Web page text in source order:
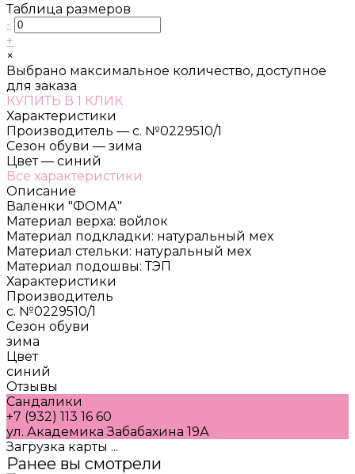
Таблица размеров
-
+
×
Выбрано максимальное количество, доступное
для заказа
КУПИТЬ В 1 КЛИК
Характеристики
Производитель — с. №0229510/1
Сезон обуви — зима
Цвет — синий
Все характеристики
Описание
Валенки "ФОМА"
Материал верха: войлок
Материал подкладки: натуральный мех
Материал стельки: натуральный мех
Материал подошвы: ТЭП
Характеристики
Производитель
с. №0229510/1
Сезон обуви
зима
Цвет
синий
Отзывы
Сандалики
+7 (932) 113 16 60
ул. Академика Забабахина 19А
Загрузка карты ...
Ранее вы смотрели